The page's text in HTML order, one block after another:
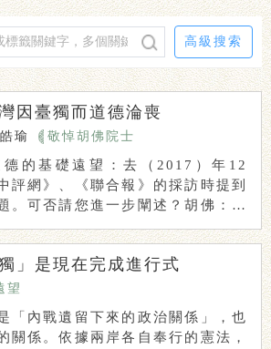
高級搜索
因臺獨而道德淪喪
瑜 敬悼胡佛院士
的基礎遠望：去（2017）年12
評網》、《聯合報》的採訪時提到
。可否請您進一步闡述？胡佛：今
」是現在完成進行式
望
「內戰遺留下來的政治關係」，也
關係。依據兩岸各自奉行的憲法，